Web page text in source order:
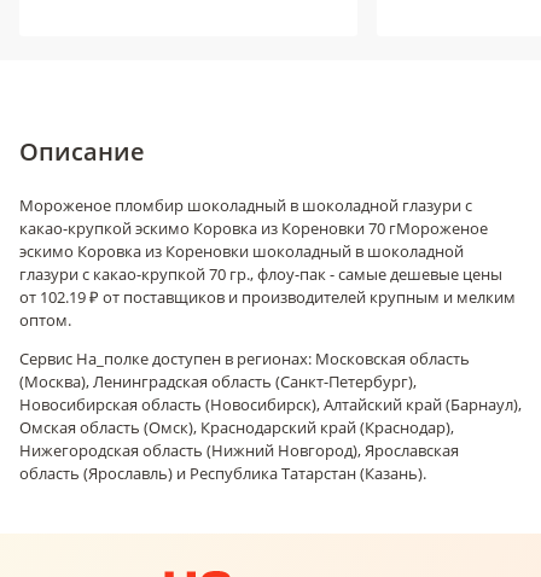
Описание
Мороженое пломбир шоколадный в шоколадной глазури с
какао-крупкой эскимо Коровка из Кореновки 70 гМороженое
эскимо Коровка из Кореновки шоколадный в шоколадной
глазури с какао-крупкой 70 гр., флоу-пак - самые дешевые цены
от 102.19 ₽ от поставщиков и производителей крупным и мелким
оптом.
Сервис На_полке доступен в регионах: Московская область
(Москва), Ленинградская область (Санкт-Петербург),
Новосибирская область (Новосибирск), Алтайский край (Барнаул),
Омская область (Омск), Краснодарский край (Краснодар),
Нижегородская область (Нижний Новгород), Ярославская
область (Ярославль) и Республика Татарстан (Казань).